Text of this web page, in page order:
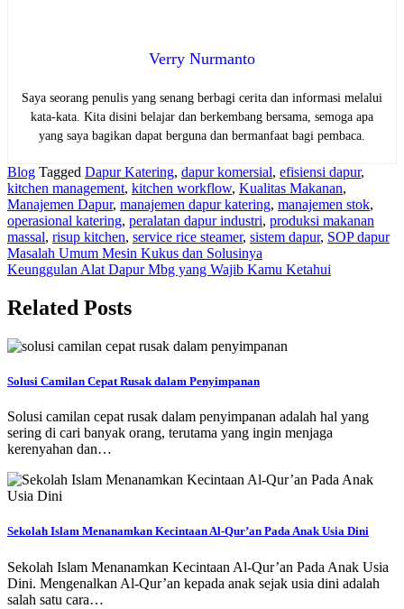
Verry Nurmanto
Saya seorang penulis yang senang berbagi cerita dan informasi melalui
kata-kata. Kita disini belajar dan berkembang bersama, semoga apa
yang saya bagikan dapat berguna dan bermanfaat bagi pembaca.
Blog Tagged Dapur Katering, dapur komersial, efisiensi dapur,
kitchen management, kitchen workflow, Kualitas Makanan,
Manajemen Dapur, manajemen dapur katering, manajemen stok,
operasional katering, peralatan dapur industri, produksi makanan
massal, risup kitchen, service rice steamer, sistem dapur, SOP dapur
Navigasi
pos
Masalah Umum Mesin Kukus dan Solusinya
Keunggulan Alat Dapur Mbg yang Wajib Kamu Ketahui
Related Posts
Solusi Camilan Cepat Rusak dalam Penyimpanan
Solusi camilan cepat rusak dalam penyimpanan adalah hal yang
sering di cari banyak orang, terutama yang ingin menjaga
kerenyahan dan…
Sekolah Islam Menanamkan Kecintaan Al-Qur’an Pada Anak Usia Dini
Sekolah Islam Menanamkan Kecintaan Al-Qur’an Pada Anak Usia
Dini. Mengenalkan Al-Qur’an kepada anak sejak usia dini adalah
salah satu cara…